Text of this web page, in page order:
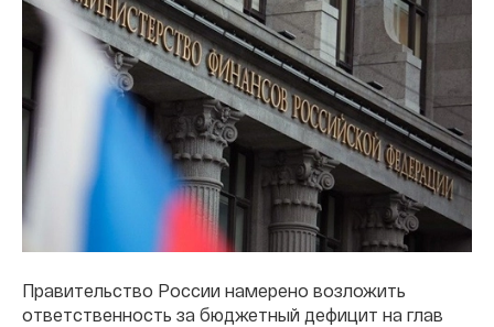
Правительство России намерено возложить
ответственность за бюджетный дефицит на глав